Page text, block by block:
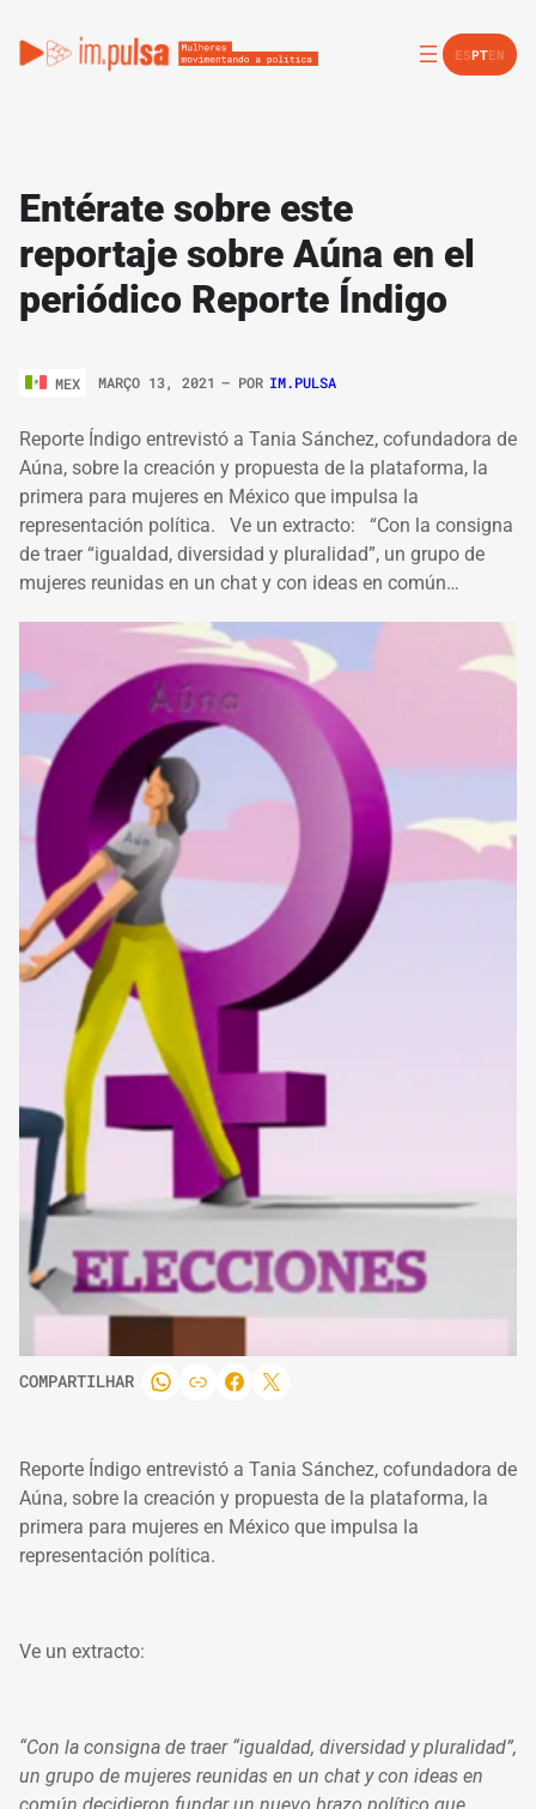
ESPTEN
Entérate sobre este
reportaje sobre Aúna en el
periódico Reporte Índigo
MEX MARÇO 13, 2021 – POR IM.PULSA
Reporte Índigo entrevistó a Tania Sánchez, cofundadora de
Aúna, sobre la creación y propuesta de la plataforma, la
primera para mujeres en México que impulsa la
representación política. Ve un extracto: “Con la consigna
de traer “igualdad, diversidad y pluralidad”, un grupo de
mujeres reunidas en un chat y con ideas en común…
COMPARTILHAR
Reporte Índigo entrevistó a Tania Sánchez, cofundadora de
Aúna, sobre la creación y propuesta de la plataforma, la
primera para mujeres en México que impulsa la
representación política.
Ve un extracto:
“Con la consigna de traer “igualdad, diversidad y pluralidad”,
un grupo de mujeres reunidas en un chat y con ideas en